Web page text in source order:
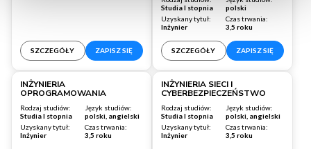
SZCZEGÓŁY ZAPISZ SIĘ
Studia I stopnia
polski
Uzyskany tytuł:
Inżynier
Czas trwania:
3,5 roku
SZCZEGÓŁY ZAPISZ SIĘ
INŻYNIERIA
OPROGRAMOWANIA
Rodzaj studiów:
Studia I stopnia
Język studiów:
polski, angielski
Uzyskany tytuł:
Inżynier
Czas trwania:
3,5 roku
INŻYNIERIA SIECI I
CYBERBEZPIECZEŃSTWO
Rodzaj studiów:
Studia I stopnia
Język studiów:
polski, angielski
Uzyskany tytuł:
Inżynier
Czas trwania:
3,5 roku